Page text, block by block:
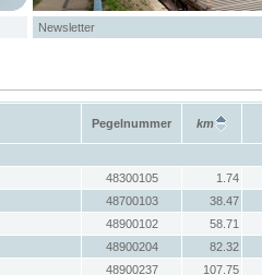
Newsletter
Pegelnummer km
48300105
1.74
48700103
38.47
48900102
58.71
48900204
82.32
48900237
107.75